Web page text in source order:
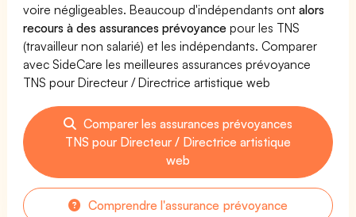
voire négligeables. Beaucoup d'indépendants ontalors
recours à des assurances prévoyance pour les TNS
(travailleur non salarié) et les indépendants. Comparer
avec SideCare les meilleures assurances prévoyance
TNS pour Directeur / Directrice artistique web
Comparer les assurances prévoyances
TNS pour Directeur / Directrice artistique
web
Comprendre l'assurance prévoyance